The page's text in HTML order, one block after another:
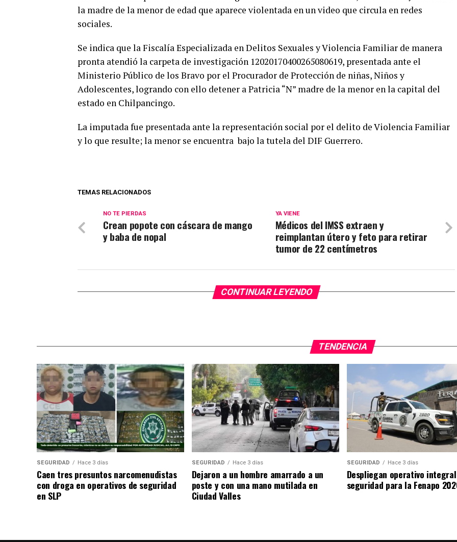
la madre de la menor de edad que aparece violentada en un video que circula en redes
sociales.
Se indica que la Fiscalía Especializada en Delitos Sexuales y Violencia Familiar de manera
pronta atendió la carpeta de investigación 12020170400265080619, presentada ante el
Ministerio Público de los Bravo por el Procurador de Protección de niñas, Niños y
Adolescentes, logrando con ello detener a Patricia “N” madre de la menor en la capital del
estado en Chilpancingo.
La imputada fue presentada ante la representación social por el delito de Violencia Familiar
y lo que resulte; la menor se encuentra bajo la tutela del DIF Guerrero.
TEMAS RELACIONADOS
YA VIENE
Médicos del IMSS extraen y
reimplantan útero y feto para retirar
tumor de 22 centímetros
NO TE PIERDAS
Crean popote con cáscara de mango
y baba de nopal
CONTINUAR LEYENDO
TENDENCIA
SEGURIDAD Hace 3 días
Caen tres presuntos narcomenudistas
con droga en operativos de seguridad
en SLP
SEGURIDAD Hace 3 días
Dejaron a un hombre amarrado a un
poste y con una mano mutilada en
Ciudad Valles
SEGURIDAD Hace 3 días
Despliegan operativo
seguridad para la Fenapo